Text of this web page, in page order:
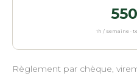
1h / semaine ·
Règlement par chèque,